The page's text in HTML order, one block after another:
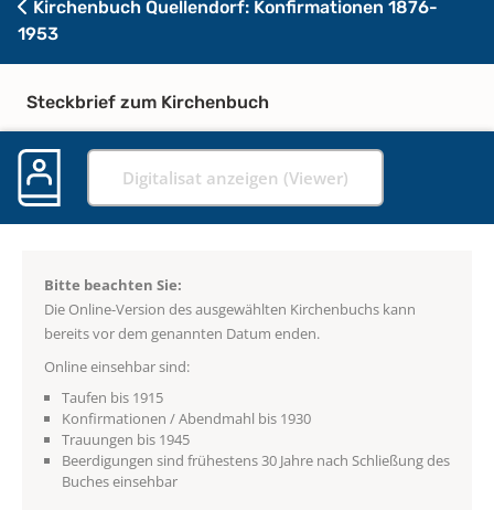
Kirchenbuch Quellendorf: Konfirmationen 1876-
1953
Steckbrief zum Kirchenbuch
Digitalisat anzeigen (Viewer)
Bitte beachten Sie:
Die Online-Version des ausgewählten Kirchenbuchs kann
bereits vor dem genannten Datum enden.
Online einsehbar sind:
Taufen bis 1915
Konfirmationen / Abendmahl bis 1930
Trauungen bis 1945
Beerdigungen sind frühestens 30 Jahre nach Schließung des
Buches einsehbar